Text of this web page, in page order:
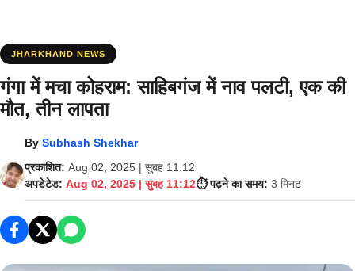
JHARKHAND NEWS
गंगा में मचा कोहराम: साहिबगंज में नाव पलटी, एक की
मौत, तीन लापता
BySubhash Shekhar
प्रकाशित: Aug 02, 2025 | सुबह 11:12
अपडेटेड: Aug 02, 2025 | सुबह 11:12⏱️ पढ़ने का समय: 3 मिनट